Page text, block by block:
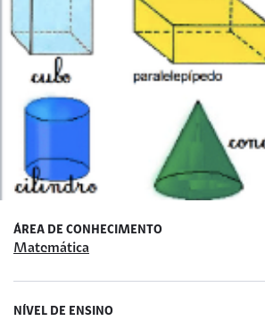
ÁREA DE CONHECIMENTO
Matemática
NÍVEL DE ENSINO